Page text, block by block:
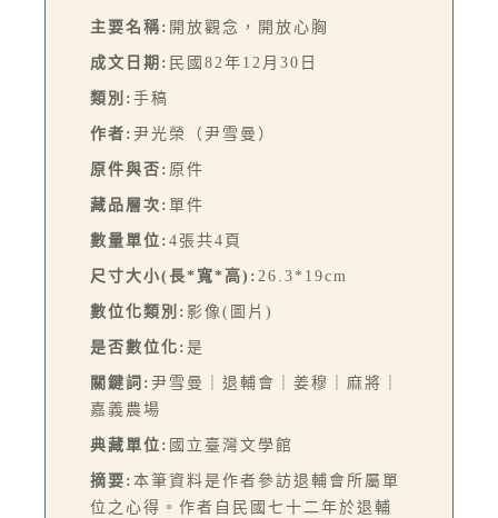
主要名稱: 開放觀念，開放心胸
成文日期: 民國82年12月30日
類別: 手稿
作者: 尹光榮（尹雪曼）
原件與否: 原件
藏品層次: 單件
數量單位: 4張共4頁
尺寸大小(長*寬*高): 26.3*19cm
數位化類別: 影像(圖片)
是否數位化: 是
關鍵詞: 尹雪曼｜退輔會｜姜穆｜麻將｜
嘉義農場
典藏單位: 國立臺灣文學館
摘要: 本筆資料是作者參訪退輔會所屬單
位之心得。作者自民國七十二年於退輔